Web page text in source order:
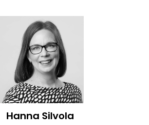
Hanna Silvola